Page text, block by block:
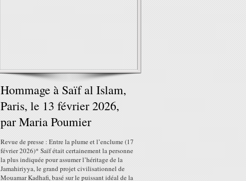
Hommage à Saïf al Islam,
Paris, le 13 février 2026,
par Maria Poumier
Revue de presse : Entre la plume et l’enclume (17
février 2026)* Saïf était certainement la personne
la plus indiquée pour assumer l’héritage de la
Jamahiriyya, le grand projet civilisationnel de
Mouamar Kadhafi, basé sur le puissant idéal de la